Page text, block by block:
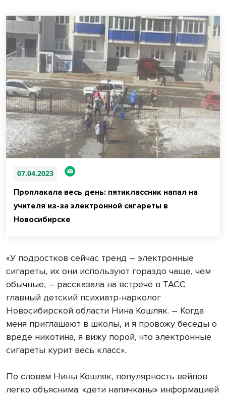
07.04.2023
Проплакала весь день: пятиклассник напал на
учителя из-за электронной сигареты в
Новосибирске
«У подростков сейчас тренд – электронные
сигареты, их они используют гораздо чаще, чем
обычные, – рассказала на встрече в ТАСС
главный детский психиатр-нарколог
Новосибирской области Нина Кошляк. – Когда
меня приглашают в школы, и я провожу беседы о
вреде никотина, я вижу порой, что электронные
сигареты курит весь класс».
По словам Нины Кошляк, популярность вейпов
легко объяснима: «дети напичканы» информацией